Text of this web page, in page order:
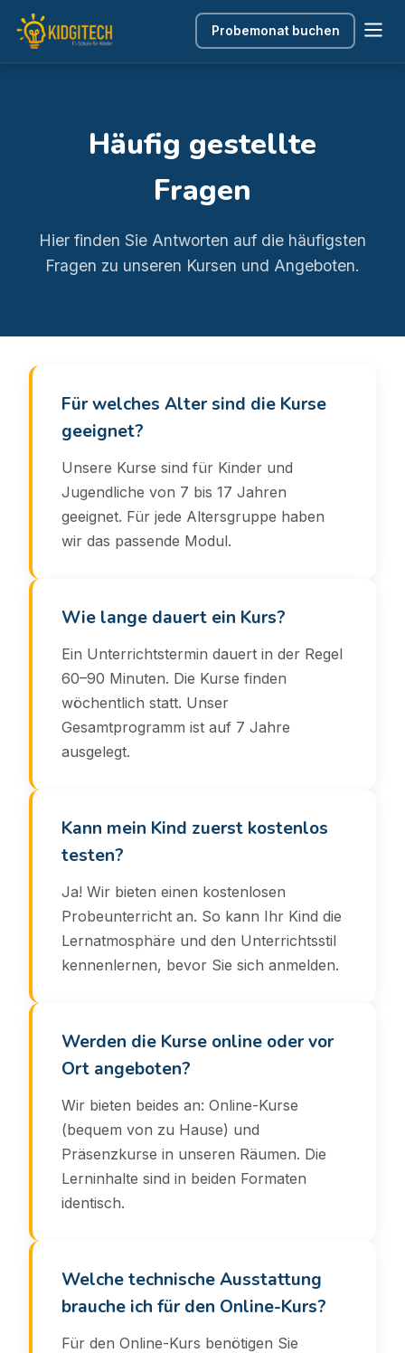
Probemonat buchen
Häufig gestellte
Fragen
Hier finden Sie Antworten auf die häufigsten
Fragen zu unseren Kursen und Angeboten.
Für welches Alter sind die Kurse
geeignet?
Unsere Kurse sind für Kinder und
Jugendliche von 7 bis 17 Jahren
geeignet. Für jede Altersgruppe haben
wir das passende Modul.
Wie lange dauert ein Kurs?
Ein Unterrichtstermin dauert in der Regel
60–90 Minuten. Die Kurse finden
wöchentlich statt. Unser
Gesamtprogramm ist auf 7 Jahre
ausgelegt.
Kann mein Kind zuerst kostenlos
testen?
Ja! Wir bieten einen kostenlosen
Probeunterricht an. So kann Ihr Kind die
Lernatmosphäre und den Unterrichtsstil
kennenlernen, bevor Sie sich anmelden.
Werden die Kurse online oder vor
Ort angeboten?
Wir bieten beides an: Online-Kurse
(bequem von zu Hause) und
Präsenzkurse in unseren Räumen. Die
Lerninhalte sind in beiden Formaten
identisch.
Welche technische Ausstattung
brauche ich für den Online-Kurs?
Für den Online-Kurs benötigen Sie